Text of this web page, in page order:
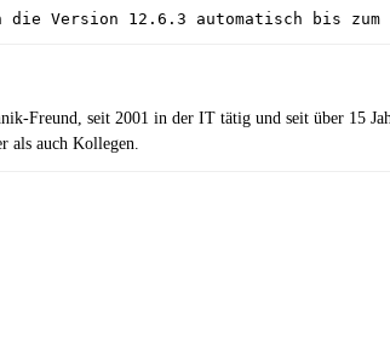
die Version 12.6.3 automatisch bis
Freund, seit 2001 in der IT tätig und seit über 15
als auch Kollegen.